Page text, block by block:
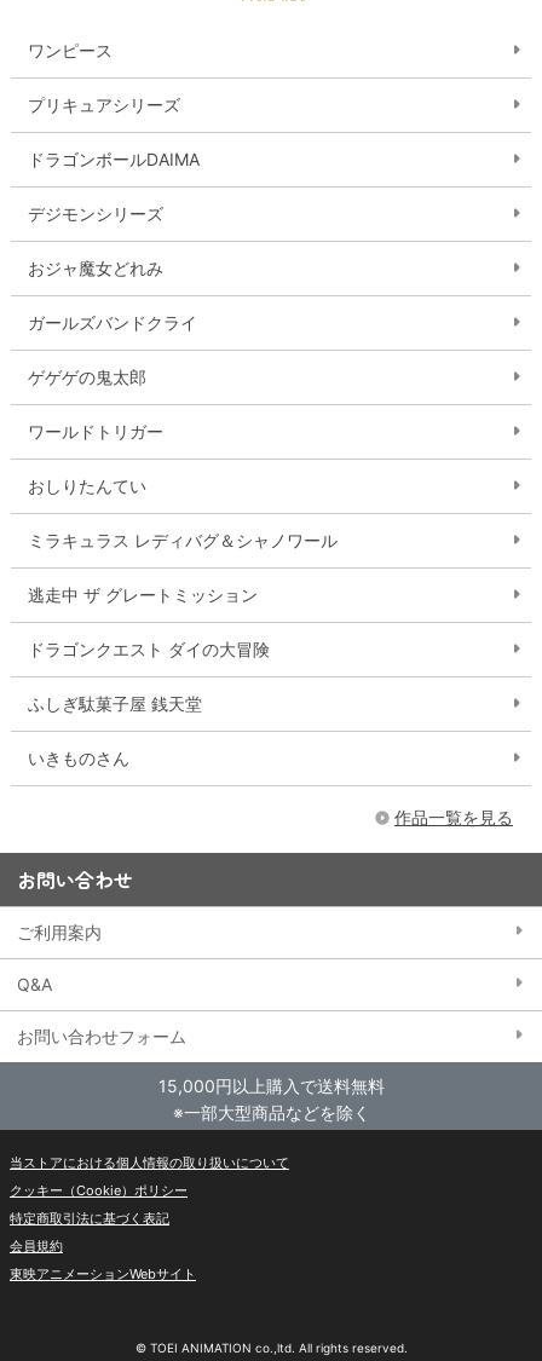
ワンピース
プリキュアシリーズ
ドラゴンボールDAIMA
デジモンシリーズ
おジャ魔女どれみ
ガールズバンドクライ
ゲゲゲの鬼太郎
ワールドトリガー
おしりたんてい
ミラキュラス レディバグ＆シャノワール
逃走中 ザ グレートミッション
ドラゴンクエスト ダイの大冒険
ふしぎ駄菓子屋 銭天堂
いきものさん
作品一覧を見る
お問い合わせ
ご利用案内
Q&A
お問い合わせフォーム
15,000円以上購入で送料無料
※一部大型商品などを除く
当ストアにおける個人情報の取り扱いについて
クッキー（Cookie）ポリシー
特定商取引法に基づく表記
会員規約
東映アニメーションWebサイト
© TOEI ANIMATION co.,ltd. All rights reserved.